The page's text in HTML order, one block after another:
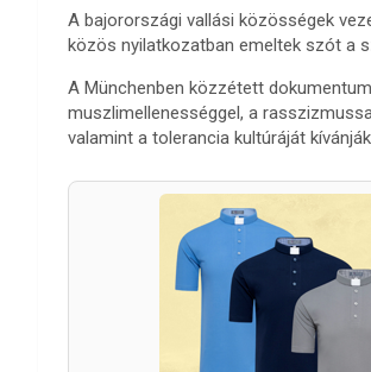
A bajorországi vallási közösségek
közös nyilatkozatban emeltek szót a
A Münchenben közzétett
muszlimellenességgel, a
valamint a tolerancia kultúráját